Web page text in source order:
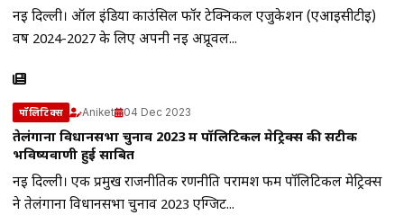
नई दिल्ली। ऑल इंडिया काउंसिल फॉर टेक्निकल एजुकेशन (एआईसीटीई)
वर्ष 2024-2027 के लिए अपनी नई अप्रूवल...
पॉलिटिक्स Aniket 04 Dec 2023
तेलंगाना विधानसभा चुनाव 2023 में पॉलिटिकल मेट्रिक्स की सटीक
भविष्यवाणी हुई साबित
नई दिल्ली। एक प्रमुख राजनीतिक रणनीति परामर्श फर्म पॉलिटिकल मेट्रिक्स
ने तेलंगाना विधानसभा चुनाव 2023 एग्जिट...